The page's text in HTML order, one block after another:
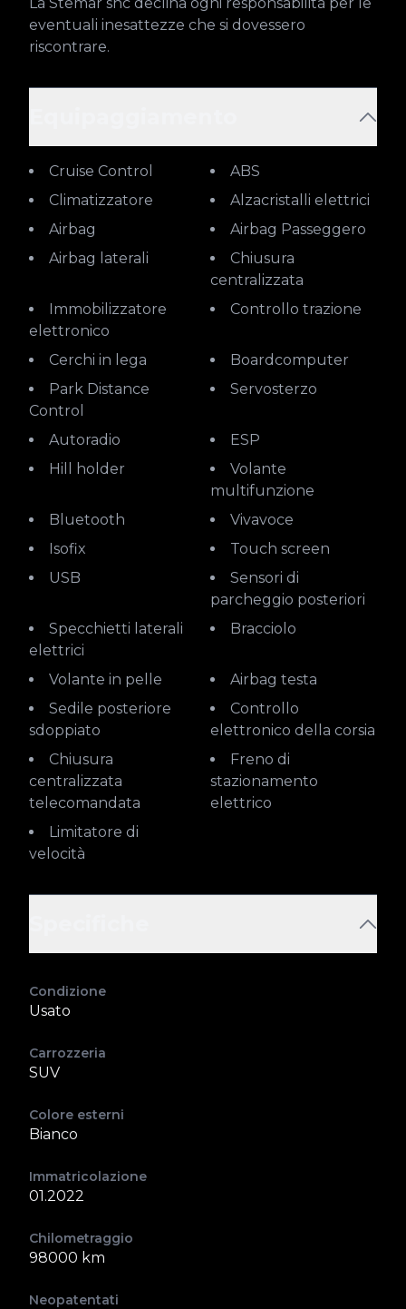
eventuali inesattezze che si dovessero
riscontrare.
Cruise Control
ABS
Climatizzatore
Alzacristalli elettrici
Airbag
Airbag Passeggero
Airbag laterali
Chiusura
centralizzata
Immobilizzatore
elettronico
Controllo trazione
Cerchi in lega
Boardcomputer
Park Distance
Control
Servosterzo
Autoradio
ESP
Hill holder
Volante
multifunzione
Bluetooth
Vivavoce
Isofix
Touch screen
USB
Sensori di
parcheggio posteriori
Specchietti laterali
elettrici
Bracciolo
Volante in pelle
Airbag testa
Sedile posteriore
sdoppiato
Controllo
elettronico della corsia
Chiusura
centralizzata
telecomandata
Freno di
stazionamento
elettrico
Limitatore di
velocità
Condizione
Usato
Carrozzeria
SUV
Colore esterni
Bianco
Immatricolazione
01.2022
Chilometraggio
98000 km
Neopatentati